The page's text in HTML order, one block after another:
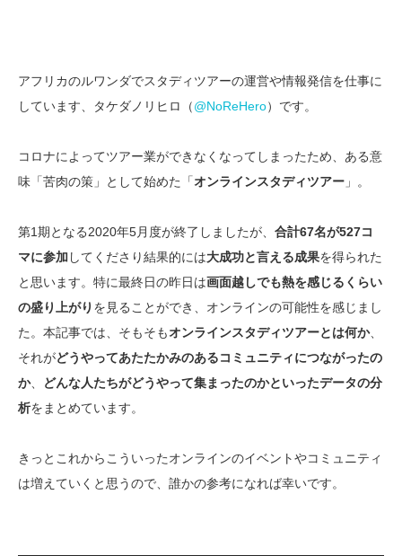
アフリカのルワンダでスタディツアーの運営や情報発信を仕事に
しています、タケダノリヒロ（@NoReHero）です。
コロナによってツアー業ができなくなってしまったため、ある意
味「苦肉の策」として始めた「オンラインスタディツアー 」。
第1期となる2020年5月度が終了しましたが、 合計67名が527コ
マに参加 してくださり結果的には大成功と言える成果を得られた
と思います。特に最終日の昨日は画面越しでも熱を感じるくらい
の盛り上がり を見ることができ、オンラインの可能性を感じまし
た。本記事では、そもそもオンラインスタディツアーとは何か、
それがどうやってあたたかみのあるコミュニティにつながったの
か、
どんな人たちがどうやって集まったのかといったデータの分
析をまとめています。
きっとこれからこういったオンラインのイベントやコミュニティ
は増えていくと思うので、誰かの参考になれば幸いです。